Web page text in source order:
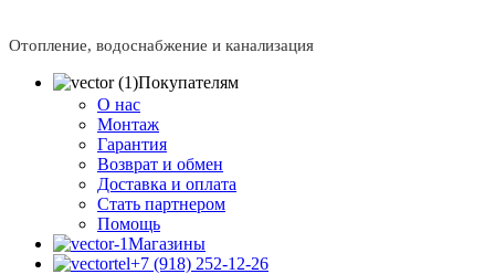
Отопление, водоснабжение и канализация
Покупателям
О нас
Монтаж
Гарантия
Возврат и обмен
Доставка и оплата
Стать партнером
Помощь
Магазины
+7 (918) 252-12-26